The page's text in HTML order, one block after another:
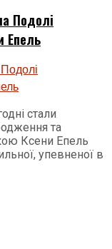
Подолі
Епель
стали
та
Ксени Епель
упевненої в